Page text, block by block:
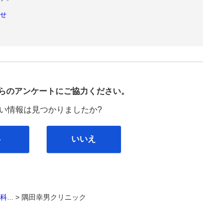
なび
のアンケートにご協力ください。
情報は見つかりましたか?
いいえ
... > 隅田幸男クリニック